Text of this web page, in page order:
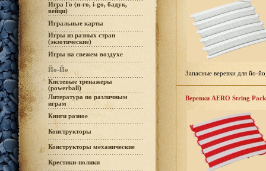
Игра Го (и-го, i-go, бадук,
вейци)
Игральные карты
Игры из разных стран
(экзотические)
Игры на свежем воздухе
Йо-Йо
Кистевые тренажеры
(powerball)
Литература по различным
играм
Книги разное
Конструкторы
Конструкторы механические
Крестики-нолики
Запасные веревки для йо-
Веревки AERO String